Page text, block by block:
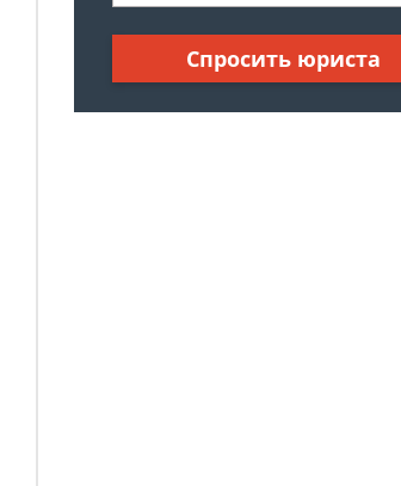
Спросить юриста